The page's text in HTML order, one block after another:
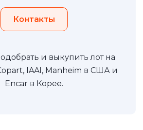
Контакты
и выкупить лот на
IAAI, Manheim в США и
Encar в Корее.